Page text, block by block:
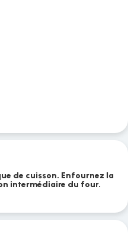
de cuisson. Enfournez la
intermédiaire du four.